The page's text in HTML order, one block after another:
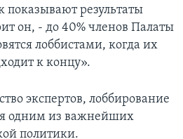
показывают результаты
он, - до 40% членов Палаты
лоббистами, когда их
к концу».
экспертов, лоббирование
одним из важнейших
политики.